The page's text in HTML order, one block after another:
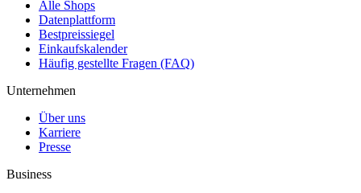
Alle Shops
Datenplattform
Bestpreissiegel
Einkaufskalender
Häufig gestellte Fragen (FAQ)
Unternehmen
Über uns
Karriere
Presse
Business